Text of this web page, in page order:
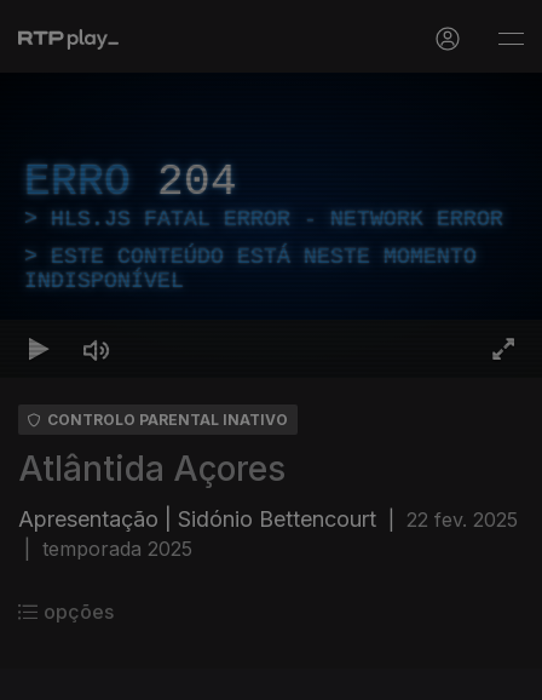
ERRO 204
HLS.JS FATAL ERROR - NETWORK ERROR
ESTE CONTEÚDO ESTÁ NESTE MOMENTO
INDISPONÍVEL
CONTROLO PARENTAL INATIVO
Atlântida Açores
Apresentação | Sidónio Bettencourt
22 fev. 2025
temporada 2025
opções